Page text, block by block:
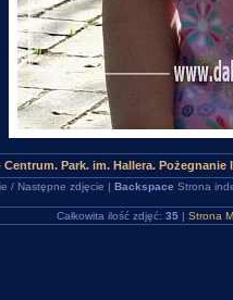
Centrum. Park. im. Hallera.
/ Następne zdjęcie | Backspace Strona
Całkowita ilość zdjęć: 35 | Strona